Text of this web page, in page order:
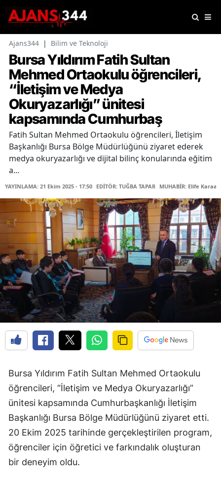
Ajans344 | Bilim ve Teknoloji
Bursa Yıldırım Fatih Sultan
Mehmed Ortaokulu öğrencileri,
“İletişim ve Medya
Okuryazarlığı” ünitesi
kapsamında Cumhurbaş
Fatih Sultan Mehmed Ortaokulu öğrencileri, İletişim
Başkanlığı Bursa Bölge Müdürlüğünü ziyaret ederek
medya okuryazarlığı ve dijital bilinç konularında eğitim
a...
YAYINLAMA: 21 Ekim 2025 - 17:50 EDİTÖR: TUĞBA TAPAR MUHABİR: Elife
Bursa Yıldırım Fatih Sultan Mehmed Ortaokulu
öğrencileri, “İletişim ve Medya Okuryazarlığı”
ünitesi kapsamında Cumhurbaşkanlığı İletişim
Başkanlığı Bursa Bölge Müdürlüğünü ziyaret etti.
20 Ekim 2025 tarihinde gerçekleştirilen program,
öğrenciler için öğretici ve farkındalık oluşturan
bir deneyim oldu.